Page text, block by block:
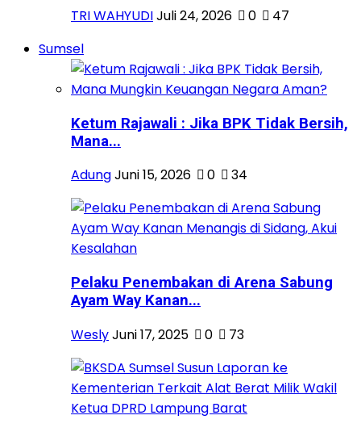
TRI WAHYUDIJuli 24, 2026 0
47
Sumsel
Ketum Rajawali : Jika BPK Tidak Bersih,
Mana...
AdungJuni 15, 2026 0 34
Pelaku Penembakan di Arena Sabung
Ayam Way Kanan...
WeslyJuni 17, 2025 0 73